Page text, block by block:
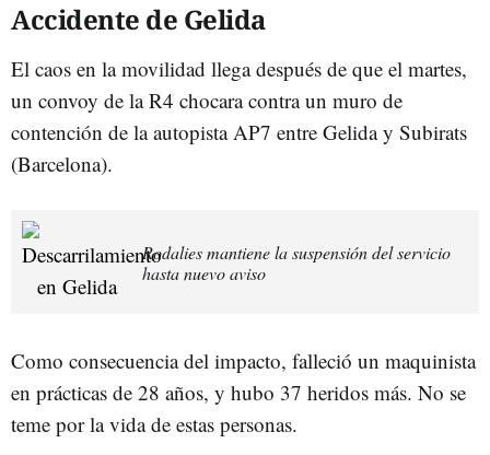
Accidente de Gelida
El caos en la movilidad llega después de que el martes,
un convoy de la R4 chocara contra un muro de
contención de la autopista AP7 entre Gelida y Subirats
(Barcelona).
Rodalies mantiene la suspensión del servicio
hasta nuevo aviso
Como consecuencia del impacto, falleció un maquinista
en prácticas de 28 años, y hubo 37 heridos más. No se
teme por la vida de estas personas.